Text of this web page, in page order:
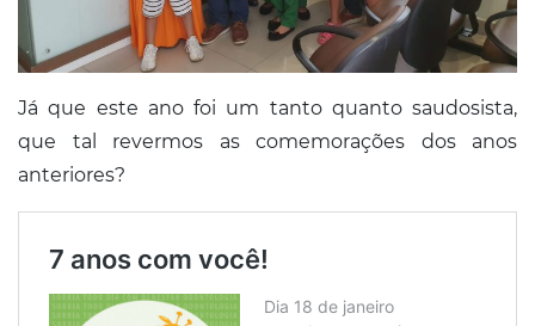
Já que este ano foi um tanto quanto saudosista,
que tal revermos as comemorações dos anos
anteriores?